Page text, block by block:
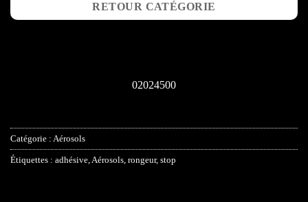
RETOUR CATÉGORIE
02024500
Catégorie : Aérosols
Étiquettes : adhésive,Aérosols, rongeur, stop